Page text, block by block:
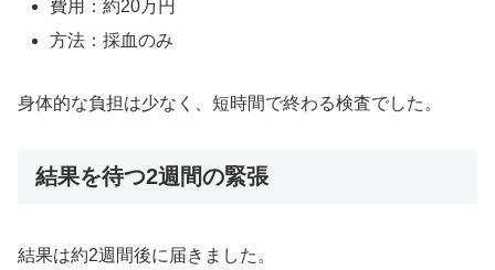
費用：約20万円
方法：採血のみ
身体的な負担は少なく、短時間で終わる検査でした。
結果を待つ2週間の緊張
結果は約2週間後に届きました。